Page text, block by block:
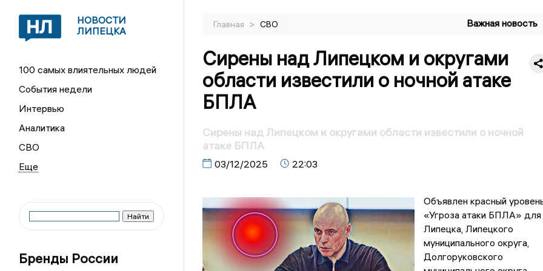
НОВОСТИ
ЛИПЕЦКА
100 самых влиятельных людей
События недели
Интервью
Аналитика
СВО
Бренды России
Главная > СВО Важная новость
Сирены над Липецком и округами
области известили о ночной атаке
БПЛА
Сирены над Липецком и округами области известили о ночной
атаке БПЛА
03/12/2025 22:03
Объявлен красный
«Угроза атаки БПЛА» для
Липецка, Липецкого
муниципального округа,
Долгоруковского